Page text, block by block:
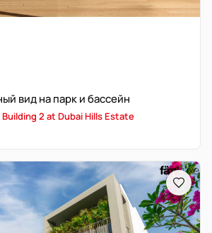
вид на парк и бассейн
2 at Dubai Hills Estate